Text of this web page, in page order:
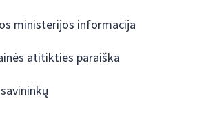
ministerijos informacija
atitikties paraiška